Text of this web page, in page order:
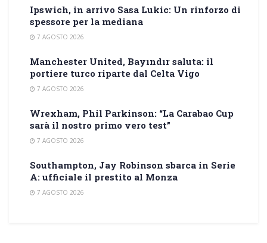
Ipswich, in arrivo Sasa Lukic: Un rinforzo di
spessore per la mediana
7 AGOSTO 2026
Manchester United, Bayındır saluta: il
portiere turco riparte dal Celta Vigo
7 AGOSTO 2026
Wrexham, Phil Parkinson: “La Carabao Cup
sarà il nostro primo vero test”
7 AGOSTO 2026
Southampton, Jay Robinson sbarca in Serie
A: ufficiale il prestito al Monza
7 AGOSTO 2026